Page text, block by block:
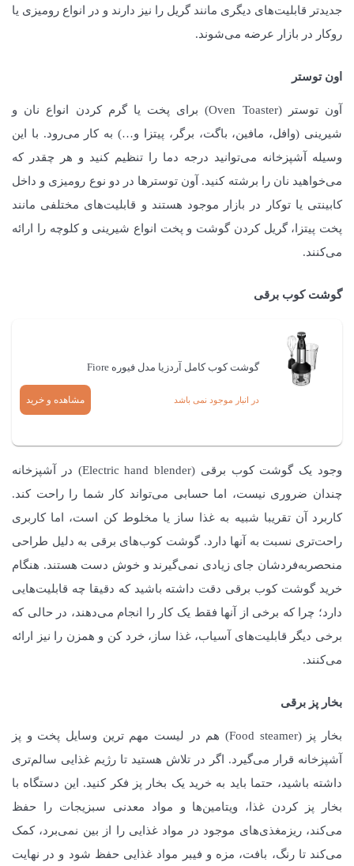
جدیدتر قابلیت‌های دیگری مانند گریل را نیز دارند و در انواع رومیزی یا
روکار در بازار عرضه می‌شوند.
اون توستر
آون توستر (Oven Toaster) برای پخت یا گرم کردن انواع نان و
شیرینی (وافل، مافین، باگت، برگر، پیتزا و…) به کار می‌رود. با این
وسیله آشپزخانه می‌توانید درجه دما را تنظیم کنید و هر چقدر که
می‌خواهید نان را برشته کنید. آون توسترها در دو نوع رومیزی و داخل
کابینتی یا توکار در بازار موجود هستند و قابلیت‌های مختلفی مانند
پخت پیتزا، گریل کردن گوشت و پخت انواع شیرینی و کلوچه را ارائه
می‌کنند.
گوشت کوب برقی
گوشت کوب کامل آردزیا مدل فیوره Fiore
در انبار موجود نمی باشد مشاهده و خرید
وجود یک گوشت کوب برقی (Electric hand blender) در آشپزخانه
چندان ضروری نیست، اما حسابی می‌تواند کار شما را راحت کند.
کاربرد آن تقریبا شبیه به غذا ساز یا مخلوط کن است، اما کاربری
راحت‌تری نسبت به آنها دارد. گوشت کوب‌های برقی به دلیل طراحی
منحصربه‌فردشان جای زیادی نمی‌گیرند و خوش دست هستند. هنگام
خرید گوشت کوب برقی دقت داشته باشید که دقیقا چه قابلیت‌هایی
دارد؛ چرا که برخی از آنها فقط یک کار را انجام می‌دهند، در حالی که
برخی دیگر قابلیت‌های آسیاب، غذا ساز، خرد کن و همزن را نیز ارائه
می‌کنند.
بخار پز برقی
بخار پز (Food steamer) هم در لیست مهم ترین وسایل پخت و پز
آشپزخانه قرار می‌گیرد. اگر در تلاش هستید تا رژیم غذایی سالم‌تری
داشته باشید، حتما باید به خرید یک بخار پز فکر کنید. این دستگاه با
بخار پز کردن غذا، ویتامین‌ها و مواد معدنی سبزیجات را حفظ
می‌کند، ریزمغذی‌های موجود در مواد غذایی را از بین نمی‌برد، کمک
می‌کند تا رنگ، بافت، مزه و فیبر مواد غذایی حفظ شود و در نهایت